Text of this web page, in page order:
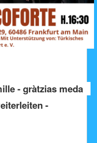
- gràtzias meda
-